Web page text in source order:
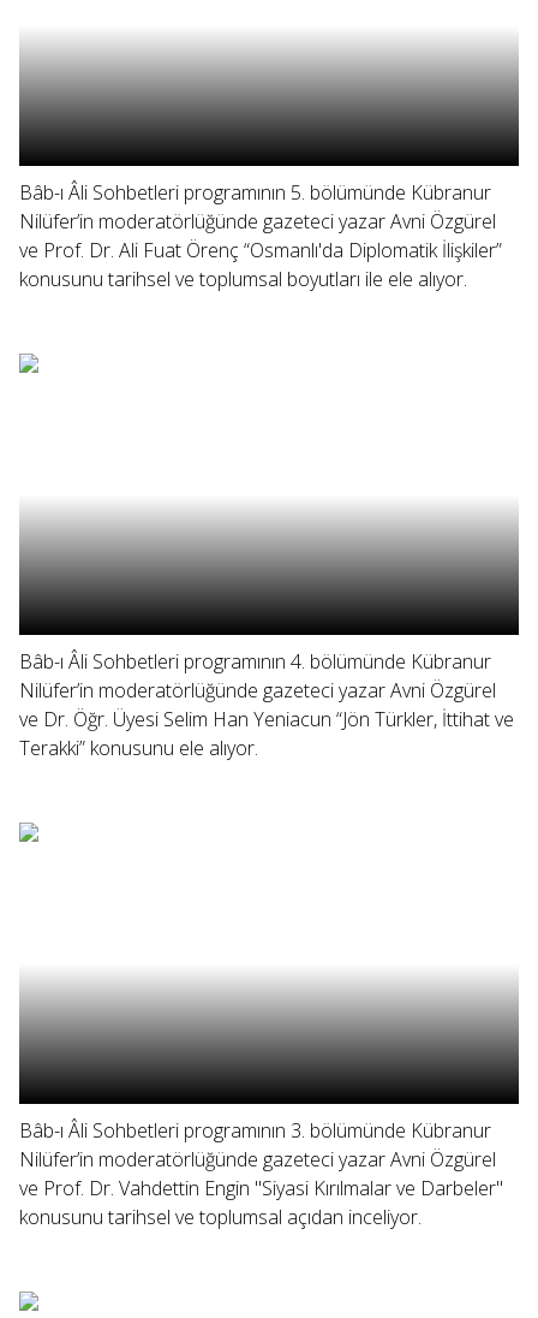
Bâb-ı Âli Sohbetleri programının 5. bölümünde Kübranur
Nilüfer’in moderatörlüğünde gazeteci yazar Avni Özgürel
ve Prof. Dr. Ali Fuat Örenç “Osmanlı'da Diplomatik İlişkiler”
konusunu tarihsel ve toplumsal boyutları ile ele alıyor.
Bâb-ı Âli Sohbetleri programının 4. bölümünde Kübranur
Nilüfer’in moderatörlüğünde gazeteci yazar Avni Özgürel
ve Dr. Öğr. Üyesi Selim Han Yeniacun “Jön Türkler, İttihat ve
Terakki” konusunu ele alıyor.
Bâb-ı Âli Sohbetleri programının 3. bölümünde Kübranur
Nilüfer’in moderatörlüğünde gazeteci yazar Avni Özgürel
ve Prof. Dr. Vahdettin Engin "Siyasi Kırılmalar ve Darbeler"
konusunu tarihsel ve toplumsal açıdan inceliyor.